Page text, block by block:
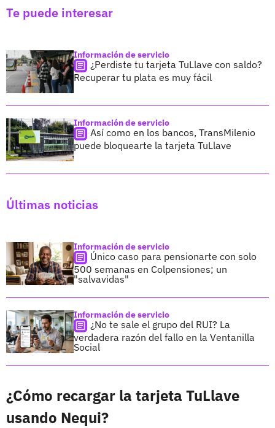
Te puede interesar
Información de servicio
¿Perdiste tu tarjeta TuLlave con saldo?
Recuperar tu plata es muy fácil
Información de servicio
Así como en los bancos, TransMilenio
puede bloquearte la tarjeta TuLlave
Últimas noticias
Información de servicio
Único caso para pensionarte con solo
500 semanas en Colpensiones; un
"salvavidas"
Información de servicio
¿No te sale el grupo del RUI? La
verdadera razón del fallo en la Ventanilla
Social
¿Cómo recargar la tarjeta TuLlave
usando Nequi?